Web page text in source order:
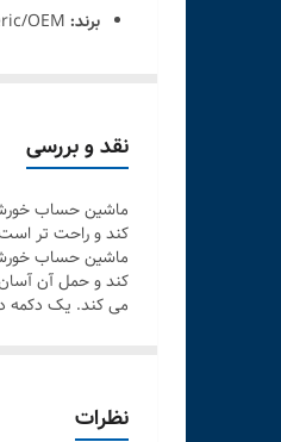
برند:
انجام
طراحی
مناسب
کاربرد:
نقد و بررسی
ماشین حساب
کند و حمل آن
می کند. یک دکمه
نظرات